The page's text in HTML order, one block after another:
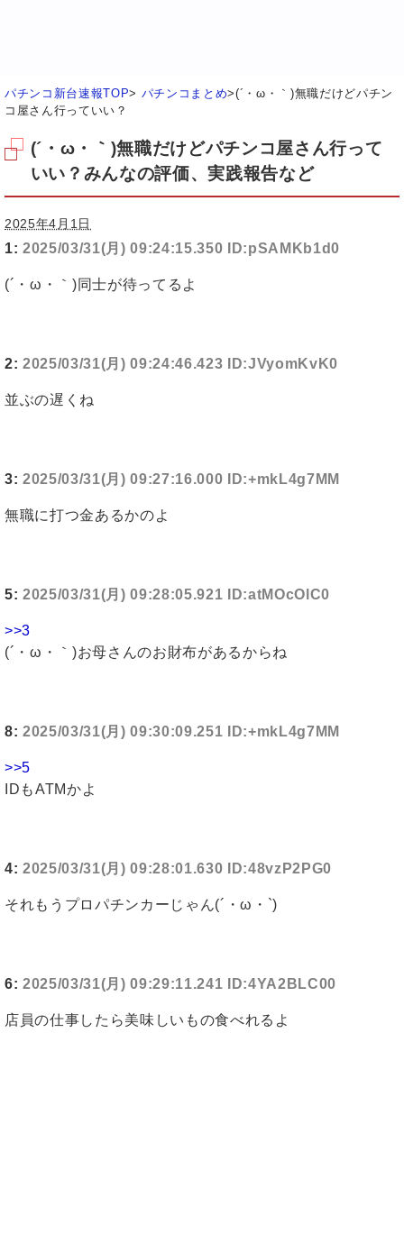
パチンコ新台速報TOP> パチンコまとめ>(´・ω・｀)無職だけどパチン
コ屋さん行っていい？
(´・ω・｀)無職だけどパチンコ屋さん行って
いい？みんなの評価、実践報告など
2025年4月1日
1: 2025/03/31(月) 09:24:15.350 ID:pSAMKb1d0
(´・ω・｀)同士が待ってるよ
2: 2025/03/31(月) 09:24:46.423 ID:JVyomKvK0
並ぶの遅くね
3: 2025/03/31(月) 09:27:16.000 ID:+mkL4g7MM
無職に打つ金あるかのよ
5: 2025/03/31(月) 09:28:05.921 ID:atMOcOlC0
>>3
(´・ω・｀)お母さんのお財布があるからね
8: 2025/03/31(月) 09:30:09.251 ID:+mkL4g7MM
>>5
IDもATMかよ
4: 2025/03/31(月) 09:28:01.630 ID:48vzP2PG0
それもうプロパチンカーじゃん(´・ω・`)
6: 2025/03/31(月) 09:29:11.241 ID:4YA2BLC00
店員の仕事したら美味しいもの食べれるよ